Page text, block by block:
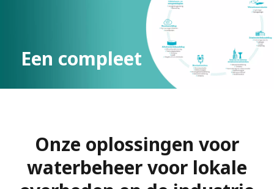
Een compleet
Water Management
Onze oplossingen voor
waterbeheer voor lokale